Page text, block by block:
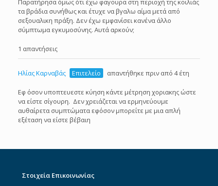
Παρατήρησα όμως ότι έχω φαγουρα στη περιοχή της κοιλιάς
τα βράδια συνήθως και έτυχε να βγαλω αίμα μετά από
σεξουαλικη πράξη. Δεν έχω εμφανίσει κανένα άλλο
σύμπτωμα εγκυμοσύνης. Αυτά αρκούν;
1 απαντήσεις
Ηλίας Καρναβάς Επιτελείο απαντήθηκε πριν από 4 έτη
Εφ όσον υποπτευεστε κύηση κάντε μέτρηση χοριακης ώστε
να είστε σίγουρη. Δεν χρειάζεται να ερμηνεύουμε
αυθαίρετα συμπτώματα εφόσον μπορείτε με μια απλή
εξέταση να είστε βέβαιη
Στοιχεία Επικοινωνίας